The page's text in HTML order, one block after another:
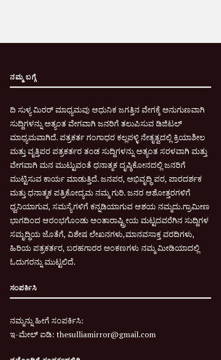
ನಮ್ಮ ಬಗ್ಗೆ
ದಿ ಸುಳ್ಯ ಮಿರರ್ ಮಾಧ್ಯಮವು ಆಧುನಿಕ ಜಗತ್ತಿನ ವೇಗಕ್ಕೆ ಅನುಗುಣವಾಗಿ
ಸುದ್ದಿಗಳನ್ನು ಅತ್ಯಂತ ವೇಗವಾಗಿ ಜನರಿಗೆ ತಲುಪಿಸುವ ಡಿಜಿಟಲ್
ಮಾಧ್ಯಮವಾಗಿದೆ. ಪತ್ರಕರ್ತ ಗಂಗಾಧರ ಕಲ್ಲಪಳ್ಳಿ ನೇತೃತ್ವದಲ್ಲಿ ಕ್ರಿಯಾಶೀಲ
ಮತ್ತು ವೃತ್ತಿಪರ ಪತ್ರಕರ್ತರ ತಂಡ ಸುದ್ದಿಗಳನ್ನು ಅತ್ಯಂತ ಸರಳವಾಗಿ ಮತ್ತು
ವೇಗವಾಗಿ ಮನ ಮುಟ್ಟುವಂತೆ ಧನಾತ್ಮಕ ದೃಷ್ಠಿಕೋನದಲ್ಲಿ ಜನರಿಗೆ
ಮುಟ್ಟಿಸುವ ಕಾರ್ಯ ಮಾಡುತ್ತಿದೆ. ಜನಪರ, ಅಭಿವೃದ್ಧಿ ಪರ, ಪಾರದರ್ಶಕ
ಮತ್ತು ಧನಾತ್ಮಕ ಪತ್ರಿಕೋದ್ಯಮ ನಮ್ಮ ಗುರಿ. ಜನರ ಆಶೋತ್ತರಗಳಿಗೆ
ಧ್ವನಿಯಾಗುವ, ಸಮಸ್ಯೆಗಳಿಗೆ ಕನ್ನಡಿಯಾಗುವ ಆಶಯ ನಮ್ಮದು.ಗ್ರಾಮೀಣ
ಭಾಗದಿಂದ ಆರಂಭಗೊಂಡು ಅಂತಾರಾಷ್ಟ್ರೀಯ ಮಟ್ಟದವರೆಗಿನ ಸುದ್ದಿಗಳ
ಸಮೃದ್ಧಿಯ ಜೊತೆಗೆ, ವಿಶೇಷ ಲೇಖನಗಳು,ಮಾನವಸಾಕ್ತ ವರದಿಗಳು,
ಹಿರಿಯ ಪತ್ರಕರ್ತರ, ಬರಹಗಾರರ ಅಂಕಣಗಳು ನಮ್ಮ ಮೀಡಿಯಾದಲ್ಲಿ
ಓದುಗರನ್ನು ಮುಟ್ಟಲಿದೆ.
ಸಂಪರ್ಕಿಸಿ
ನಮ್ಮನ್ನು ಹೀಗೆ ಸಂಪರ್ಕಿಸಿ:
ಇ-ಮೇಲ್ ಐಡಿ: thesulliamirror@gmail.com